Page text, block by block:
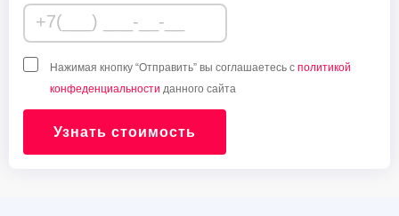
Нажимая кнопку “Отправить” вы соглашаетесь с политикой
конфеденциальности данного сайта
Узнать стоимость